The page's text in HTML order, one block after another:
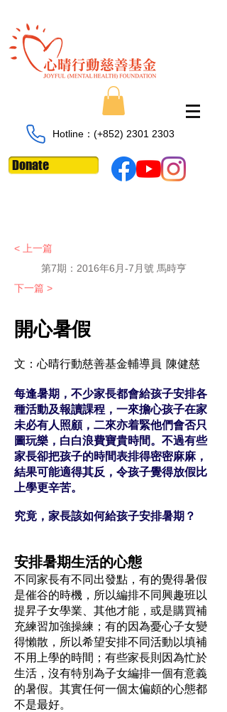
Hotline：​​(+852) 2301 2303
Donate
< 上一篇
第7期： 2016年6月-7月號 馬時亨
下一篇 >
開心暑假
文：心晴行動慈善基金輔導員 陳健慈
每逢暑期，不少家長都會給孩子安排各
種活動及報讀課程，一來擔心孩子在家
未必有人照顧，二來亦着緊他們會否只
圖玩樂，白白浪費寶貴時間。不過有些
家長卻把孩子的時間表排得密密麻麻，
結果可能適得其反，令孩子覺得放假比
上學更辛苦。
究竟，家長該如何給孩子安排暑期？
安排暑期生活的心態
不同家長有不同出發點，有的覺得暑假
是催谷的時機，所以編排不同興趣班以
提昇子女學業、其他才能，或是購買補
充練習加強操練；有的因為憂心子女變
得懶散，所以希望安排不同活動以填補
不用上學的時間；有些家長則因為忙於
生活，沒有特別為子女編排一個有意義
的暑假。其實任何一個太偏頗的心態都
不是最好。